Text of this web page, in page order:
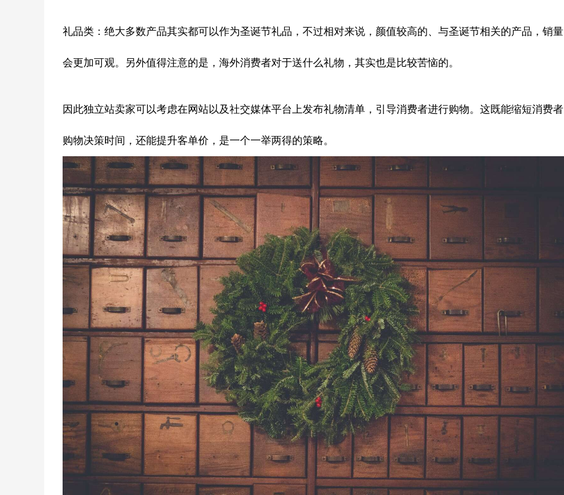
礼品类：绝大多数产品其实都可以作为圣诞节礼品，不过相对来说，颜值较高的、与圣诞节相关的产品，销量
会更加可观。另外值得注意的是，海外消费者对于送什么礼物，其实也是比较苦恼的。
因此独立站卖家可以考虑在网站以及社交媒体平台上发布礼物清单，引导消费者进行购物。这既能缩短消费者
购物决策时间，还能提升客单价，是一个一举两得的策略。